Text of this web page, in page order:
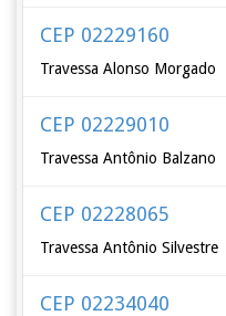
CEP 02229160
Travessa Alonso Morgado
CEP 02229010
Travessa Antônio Balzano
CEP 02228065
Travessa Antônio Silvestre
CEP 02234040